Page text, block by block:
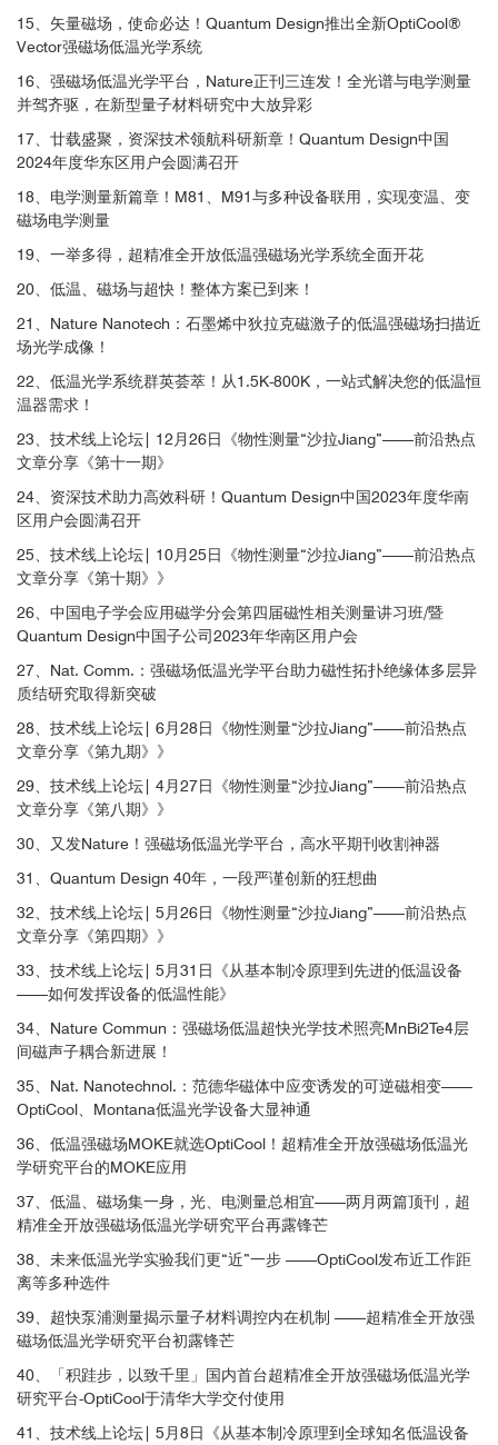
安装有电学样品座和导热链接的三维位移器
窗口与物镜
作的公开报告）
变化；(b)峰值反射率随温度变化；(c) 反射率在不同时间段的演变
15、矢量磁场，使命必达！Quantum Design推出全新OptiCool®
Vector强磁场低温光学系统
16、强磁场低温光学平台，Nature正刊三连发！全光谱与电学测量
并驾齐驱，在新型量子材料研究中大放异彩
17、廿载盛聚，资深技术领航科研新章！Quantum Design中国
2024年度华东区用户会圆满召开
18、电学测量新篇章！M81、M91与多种设备联用，实现变温、变
磁场电学测量
19、一举多得，超精准全开放低温强磁场光学系统全面开花
20、低温、磁场与超快！整体方案已到来！
21、Nature Nanotech：石墨烯中狄拉克磁激子的低温强磁场扫描近
场光学成像！
22、低温光学系统群英荟萃！从1.5K-800K，一站式解决您的低温恒
温器需求！
23、技术线上论坛| 12月26日《物性测量“沙拉Jiang”——前沿热点
文章分享《第十一期》
24、资深技术助力高效科研！Quantum Design中国2023年度华南
区用户会圆满召开
25、技术线上论坛| 10月25日《物性测量“沙拉Jiang”——前沿热点
文章分享《第十期》》
26、中国电子学会应用磁学分会第四届磁性相关测量讲习班/暨
Quantum Design中国子公司2023年华南区用户会
27、Nat. Comm.：强磁场低温光学平台助力磁性拓扑绝缘体多层异
质结研究取得新突破
28、技术线上论坛| 6月28日《物性测量“沙拉Jiang”——前沿热点
文章分享《第九期》》
29、技术线上论坛| 4月27日《物性测量“沙拉Jiang”——前沿热点
文章分享《第八期》》
30、又发Nature！强磁场低温光学平台，高水平期刊收割神器
31、Quantum Design 40年，一段严谨创新的狂想曲
32、技术线上论坛| 5月26日《物性测量“沙拉Jiang”——前沿热点
文章分享《第四期》》
33、技术线上论坛| 5月31日《从基本制冷原理到先进的低温设备
——如何发挥设备的低温性能》
34、Nature Commun：强磁场低温超快光学技术照亮MnBi2Te4层
间磁声子耦合新进展！
35、Nat. Nanotechnol.：范德华磁体中应变诱发的可逆磁相变——
OptiCool、Montana低温光学设备大显神通
36、低温强磁场MOKE就选OptiCool！超精准全开放强磁场低温光
学研究平台的MOKE应用
37、低温、磁场集一身，光、电测量总相宜——两月两篇顶刊，超
精准全开放强磁场低温光学研究平台再露锋芒
38、未来低温光学实验我们更“近”一步 ——OptiCool发布近工作距
离等多种选件
39、超快泵浦测量揭示量子材料调控内在机制 ——超精准全开放强
磁场低温光学研究平台初露锋芒
40、「积跬步，以致千里」国内首台超精准全开放强磁场低温光学
研究平台-OptiCool于清华大学交付使用
41、技术线上论坛| 5月8日《从基本制冷原理到全球知名低温设备